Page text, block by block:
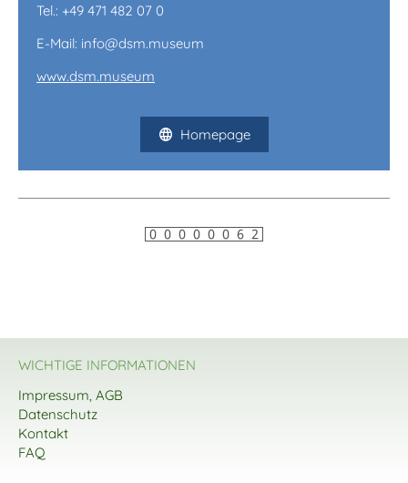
Tel.: +49 471 482 07 0
E-Mail: info@dsm.museum
www.dsm.museum
Homepage
WICHTIGE INFORMATIONEN
Impressum, AGB
Datenschutz
Kontakt
FAQ